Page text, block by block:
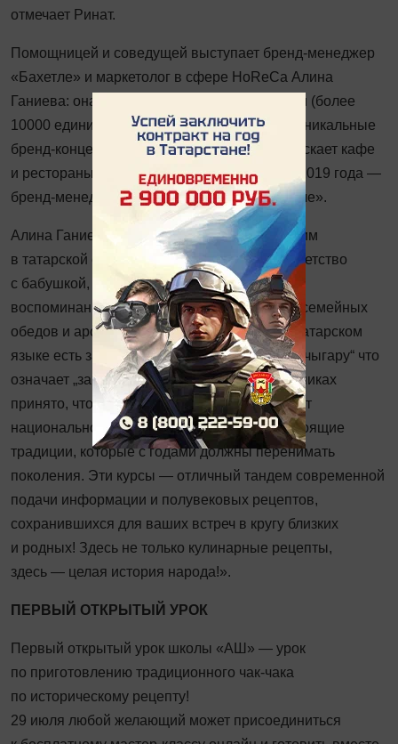
отмечает Ринат.
Помощницей и соведущей выступает бренд-менеджер
«Бахетле» и маркетолог в сфере HoReCa Алина
Ганиева: она руководит кондитерским цехом (более
10000 единиц продукции в месяц), создает уникальные
бренд-концепции в индустрии питания, запускает кафе
и рестораны разных концепций в Казани, с 2019 года —
бренд-менеджер в группе компании «Бахетле».
Алина Ганиева: «Будучи ребенком, выросшим
в татарской семье и проводящим все свое детство
с бабушкой, могу сказать с теплой улыбкой
воспоминаний — это период самых частых семейных
обедов и ароматов татарской выпечки! На татарском
языке есть замечательная фраза „табак исе чыгару“ что
означает „запах сковородки“. На всех праздниках
принято, чтобы на кухне был вкусный аромат
национальной кухни. Это и есть самые настоящие
традиции, которые с годами должны перенимать
поколения. Эти курсы — отличный тандем современной
подачи информации и полувековых рецептов,
сохранившихся для ваших встреч в кругу близких
и родных! Здесь не только кулинарные рецепты,
здесь — целая история народа!».
ПЕРВЫЙ ОТКРЫТЫЙ УРОК
Первый открытый урок школы «АШ» — урок
по приготовлению традиционного чак-чака
по историческому рецепту!
29 июля любой желающий может присоединиться